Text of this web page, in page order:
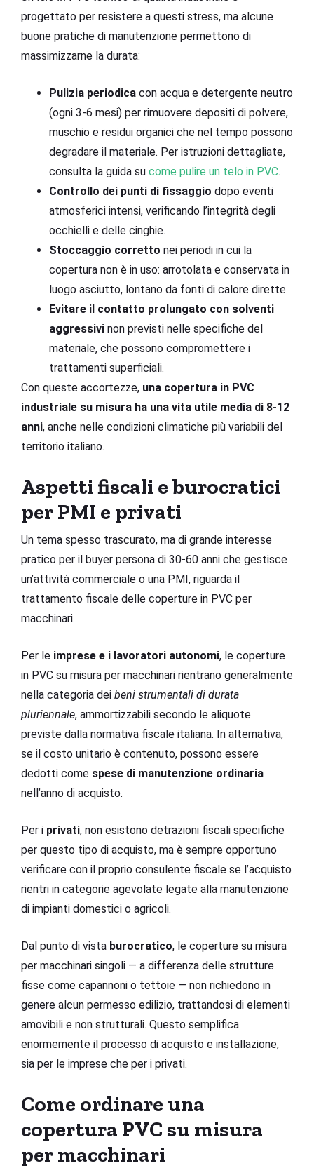
progettato per resistere a questi stress, ma alcune
buone pratiche di manutenzione permettono di
massimizzarne la durata:
Pulizia periodica con acqua e detergente neutro
(ogni 3-6 mesi) per rimuovere depositi di polvere,
muschio e residui organici che nel tempo possono
degradare il materiale. Per istruzioni dettagliate,
consulta la guida su come pulire un telo in PVC.
Controllo dei punti di fissaggio dopo eventi
atmosferici intensi, verificando l’integrità degli
occhielli e delle cinghie.
Stoccaggio corretto nei periodi in cui la
copertura non è in uso: arrotolata e conservata in
luogo asciutto, lontano da fonti di calore dirette.
Evitare il contatto prolungato con solventi
aggressivi non previsti nelle specifiche del
materiale, che possono compromettere i
trattamenti superficiali.
Con queste accortezze, una copertura in PVC
industriale su misura ha una vita utile media di 8-12
anni, anche nelle condizioni climatiche più variabili del
territorio italiano.
Aspetti fiscali e burocratici
per PMI e privati
Un tema spesso trascurato, ma di grande interesse
pratico per il buyer persona di 30-60 anni che gestisce
un’attività commerciale o una PMI, riguarda il
trattamento fiscale delle coperture in PVC per
macchinari.
Per le imprese e i lavoratori autonomi, le coperture
in PVC su misura per macchinari rientrano generalmente
nella categoria dei beni strumentali di durata
pluriennale, ammortizzabili secondo le aliquote
previste dalla normativa fiscale italiana. In alternativa,
se il costo unitario è contenuto, possono essere
dedotti come spese di manutenzione ordinaria
nell’anno di acquisto.
Per i privati, non esistono detrazioni fiscali specifiche
per questo tipo di acquisto, ma è sempre opportuno
verificare con il proprio consulente fiscale se l’acquisto
rientri in categorie agevolate legate alla manutenzione
di impianti domestici o agricoli.
Dal punto di vista burocratico, le coperture su misura
per macchinari singoli — a differenza delle strutture
fisse come capannoni o tettoie — non richiedono in
genere alcun permesso edilizio, trattandosi di elementi
amovibili e non strutturali. Questo semplifica
enormemente il processo di acquisto e installazione,
sia per le imprese che per i privati.
Come ordinare una
copertura PVC su misura
per macchinari